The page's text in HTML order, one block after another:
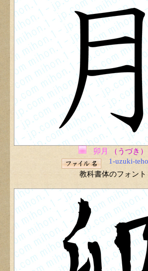
卯月
（うづき）
1-uzuki-
教科書体のフォント